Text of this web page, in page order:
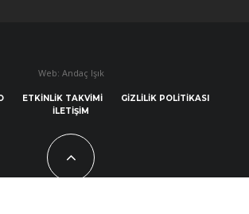
Web: Andaç Işık
ETKINLIK TAKVIMI
GIZLILIK POLITIKASI
İLETIŞIM